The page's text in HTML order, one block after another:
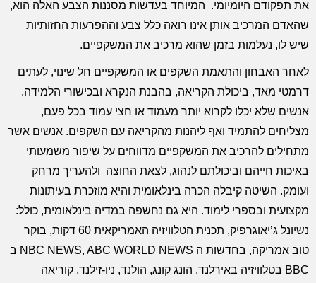
את תפקודם היומיומי. המיוחד בעדשות מסננות הצבע האלה הוא,
שהאדם המרכיב אותן אינו רואה כלל צבע וההפרעות החזותיות
שיש לו, נעלמות בזמן שהוא מרכיב את המשקפיים.
לאחר האבחון והתאמת השקפים או המשקפיים חל שינוי, לעתים
דרמטי מאד, ביכולת הקריאה, בהבנת הנקרא ובכישורי הלמידה.
אנשים שלא יכלו לקרוא יותר מעמוד או חצי עמוד בכל פעם,
מצליחים להתמיד ואף ליהנות מהקריאה עם השקפים. אנשים אשר
מתחילים להרכיב את המשקפיים מדווחים על שיפור משמעותי
באיכות חייהם וביכולתם לנהוג, לצאת החוצה ולהעריך מרחק
ועומק. השיטה קיבלה הכרה בינלאומית והיא מוזכרת בעיתונות
מקצועית ובספרי לימוד. היא גם נחשפה במדיה בינלאומית, כולל:
נשיונל ג’יאוגרפיק, תכנית הטלוויזיה האמריקאית 60 דקות, בוקר
טוב אמריקה, בחדשות ה NBC NEWS, ABC WORLD NEWS ב
BBC בטלוויזיה באירלנד, הונג קונג, הולנד, ניו-זילנד, קוריאה